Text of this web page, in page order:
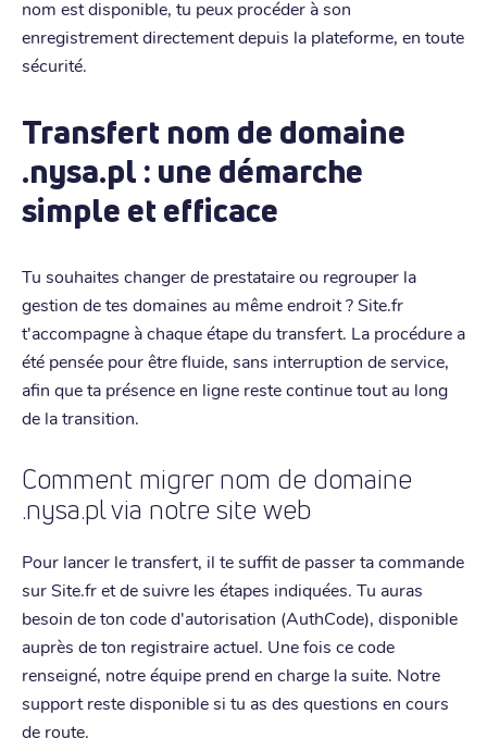
nom est disponible, tu peux procéder à son
enregistrement directement depuis la plateforme, en toute
sécurité.
Transfert nom de domaine
.nysa.pl : une démarche
simple et efficace
Tu souhaites changer de prestataire ou regrouper la
gestion de tes domaines au même endroit ? Site.fr
t'accompagne à chaque étape du transfert. La procédure a
été pensée pour être fluide, sans interruption de service,
afin que ta présence en ligne reste continue tout au long
de la transition.
Comment migrer nom de domaine
.nysa.pl via notre site web
Pour lancer le transfert, il te suffit de passer ta commande
sur Site.fr et de suivre les étapes indiquées. Tu auras
besoin de ton code d'autorisation (AuthCode), disponible
auprès de ton registraire actuel. Une fois ce code
renseigné, notre équipe prend en charge la suite. Notre
support reste disponible si tu as des questions en cours
de route.